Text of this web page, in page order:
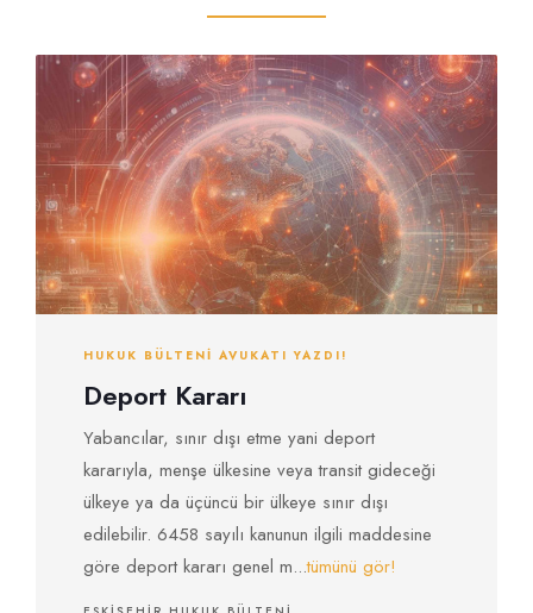
HUKUK BÜLTENI AVUKATI YAZDI!
Deport Kararı
Yabancılar, sınır dışı etme yani deport
kararıyla, menşe ülkesine veya transit gideceği
ülkeye ya da üçüncü bir ülkeye sınır dışı
edilebilir. 6458 sayılı kanunun ilgili maddesine
göre deport kararı genel m...tümünü gör!